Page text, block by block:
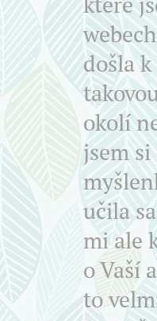
došla
okolí
jsem
učila
mi ale
o Vaší
to